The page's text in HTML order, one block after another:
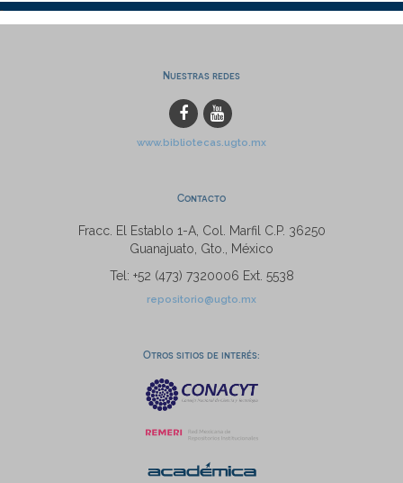
Nuestras redes
www.bibliotecas.ugto.mx
Contacto
Fracc. El Establo 1-A, Col. Marfil C.P. 36250
Guanajuato, Gto., México
Tel: +52 (473) 7320006 Ext. 5538
repositorio@ugto.mx
Otros sitios de interés: